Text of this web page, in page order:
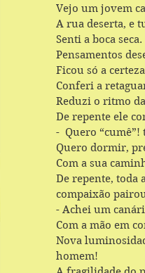
Vejo um jovem
A rua deserta, e
Senti a boca seca.
Pensamentos
Ficou só a
Conferi a
Reduzi o ritmo
De repente ele
-  Quero
Quero dormir,
Com a sua
De repente, toda
compaixão
- Achei um
Com a mão em
Nova
homem!